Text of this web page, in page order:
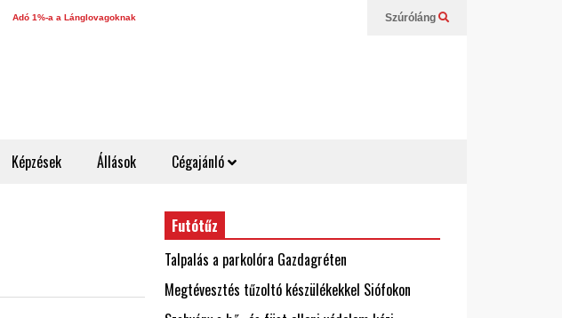
Adó 1%-a a Lánglovagoknak Szúróláng
Képzések Állások Cégajánló
Futótűz
Talpalás a parkolóra Gazdagréten
Megtévesztés tűzoltó készülékekkel Siófokon